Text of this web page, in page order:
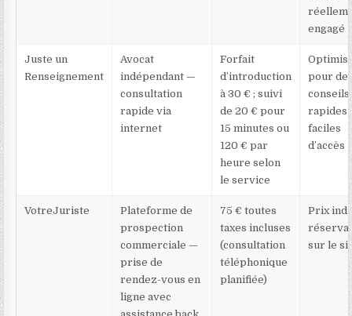
engagé
Juste un
Renseignement
Avocat
indépendant —
consultation
rapide via
internet
Forfait
d’introduction
à 30 € ; suivi
de 20 € pour
15 minutes ou
120 € par
heure selon
le service
pour
conseils
rapides
faciles
d’accès
VotreJuriste
Plateforme de
prospection
commerciale —
prise de
rendez-vous en
ligne avec
75 € toutes
taxes incluses
(consultation
téléphonique
planifiée)
Prix
sur le